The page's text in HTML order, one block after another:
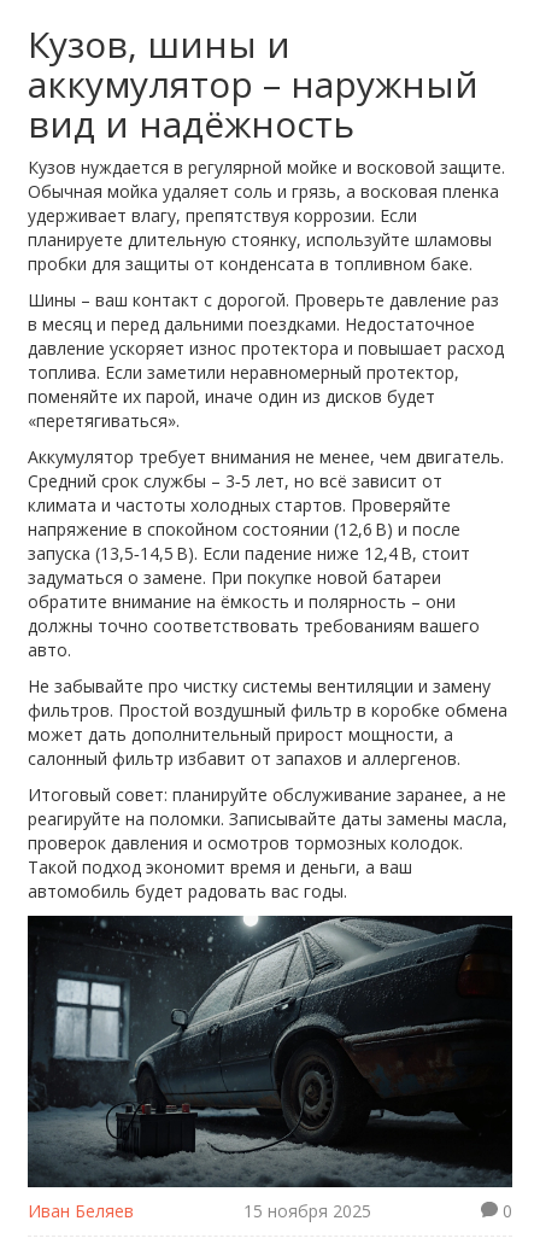
Кузов, шины и
аккумулятор – наружный
вид и надёжность
Кузов нуждается в регулярной мойке и восковой защите.
Обычная мойка удаляет соль и грязь, а восковая пленка
удерживает влагу, препятствуя коррозии. Если
планируете длительную стоянку, используйте шламовы
пробки для защиты от конденсата в топливном баке.
Шины – ваш контакт с дорогой. Проверьте давление раз
в месяц и перед дальними поездками. Недостаточное
давление ускоряет износ протектора и повышает расход
топлива. Если заметили неравномерный протектор,
поменяйте их парой, иначе один из дисков будет
«перетягиваться».
Аккумулятор требует внимания не менее, чем двигатель.
Средний срок службы – 3‑5 лет, но всё зависит от
климата и частоты холодных стартов. Проверяйте
напряжение в спокойном состоянии (12,6 В) и после
запуска (13,5‑14,5 В). Если падение ниже 12,4 В, стоит
задуматься о замене. При покупке новой батареи
обратите внимание на ёмкость и полярность – они
должны точно соответствовать требованиям вашего
авто.
Не забывайте про чистку системы вентиляции и замену
фильтров. Простой воздушный фильтр в коробке обмена
может дать дополнительный прирост мощности, а
салонный фильтр избавит от запахов и аллергенов.
Итоговый совет: планируйте обслуживание заранее, а не
реагируйте на поломки. Записывайте даты замены масла,
проверок давления и осмотров тормозных колодок.
Такой подход экономит время и деньги, а ваш
автомобиль будет радовать вас годы.
Иван Беляев 15 ноября 2025 0